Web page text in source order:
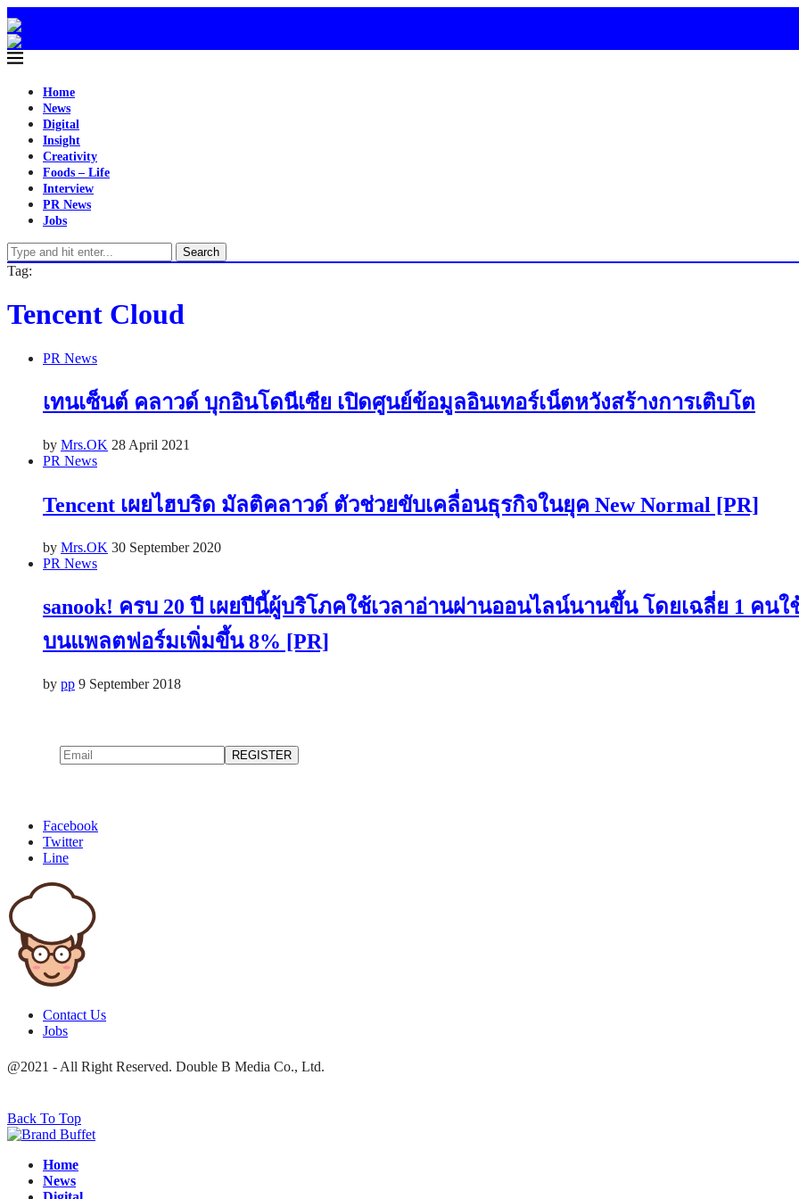
Home
News
Digital
Insight
Creativity
Foods – Life
Interview
PR News
Jobs
Search
Tag:
Tencent Cloud
PR News
เทนเซ็นต์ คลาวด์ บุกอินโดนีเซีย เปิดศูนย์ข้อมูลอินเทอร์เน็ตหวังสร้างการเติบโต
by Mrs.OK 28 April 2021
PR News
Tencent เผยไฮบริด มัลติคลาวด์ ตัวช่วยขับเคลื่อนธุรกิจในยุค New Normal [PR]
by Mrs.OK 30 September 2020
PR News
sanook! ครบ 20 ปี เผยปีนี้ผู้บริโภคใช้เวลาอ่านผ่านออนไลน์นานขึ้น โดยเฉลี่ย 1 คนใ
บนแพลตฟอร์มเพิ่มขึ้น 8% [PR]
by pp 9 September 2018
Facebook
Twitter
Line
Contact Us
Jobs
@2021 - All Right Reserved. Double B Media Co., Ltd.
Back To Top
Home
News